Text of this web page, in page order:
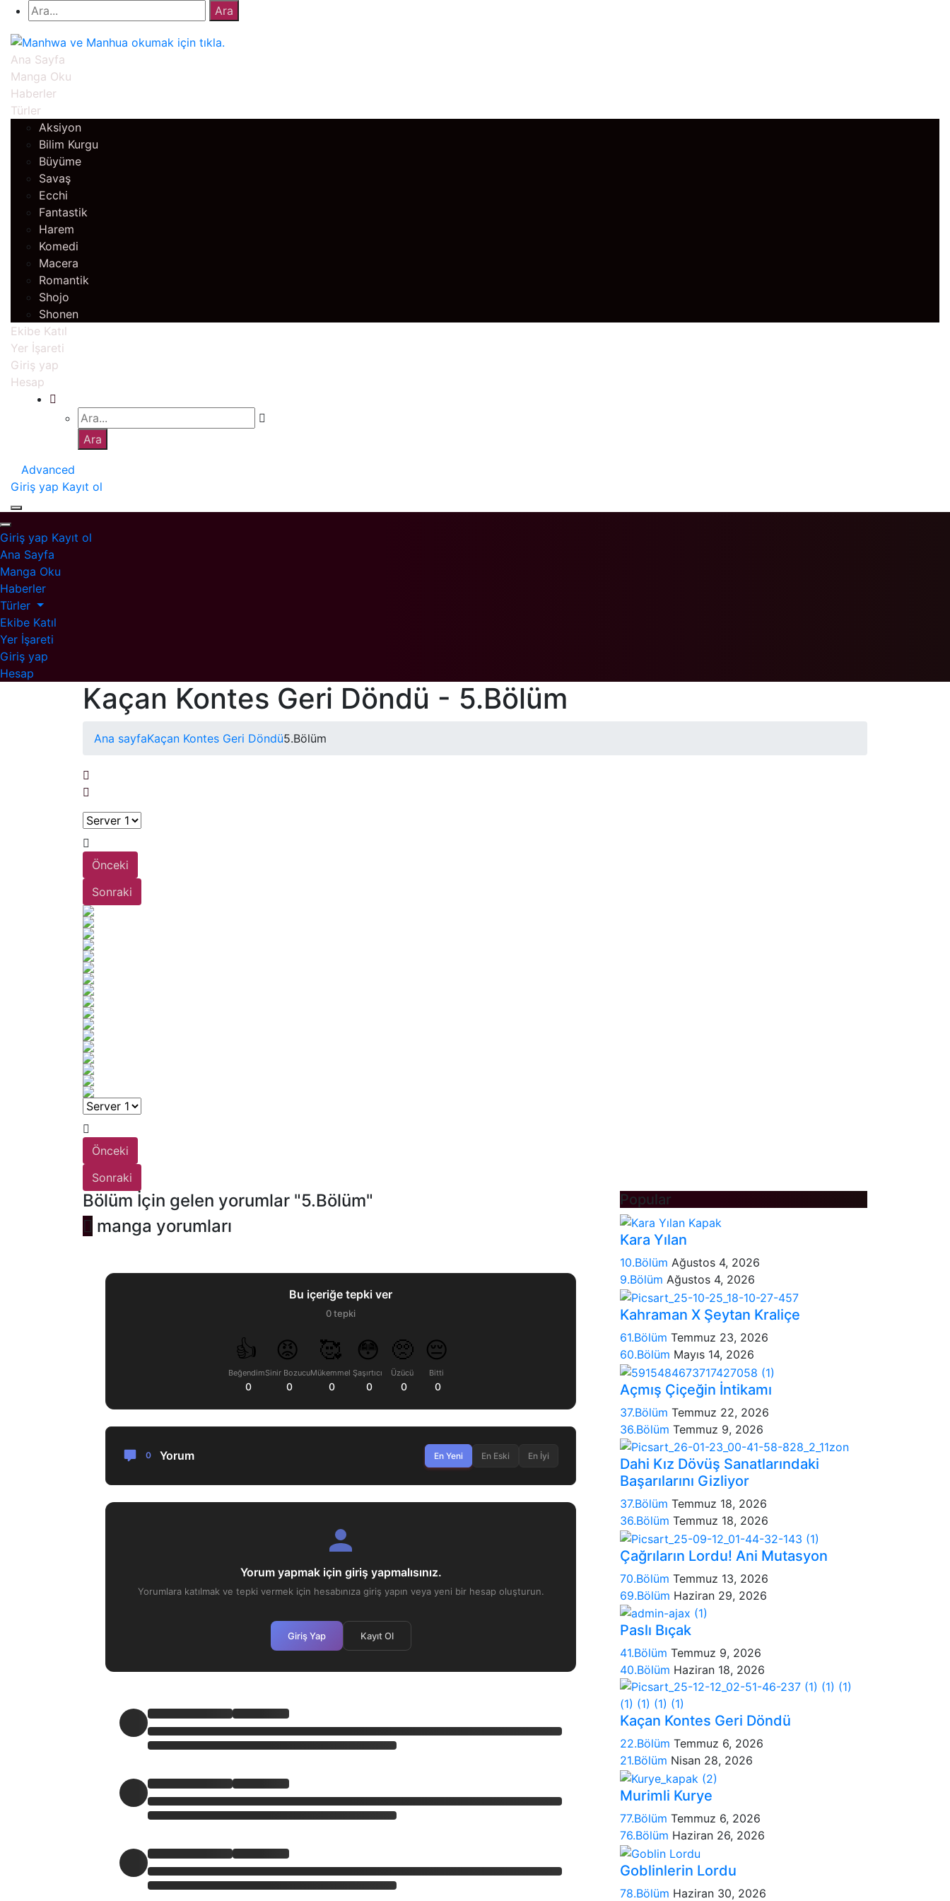
Ana Sayfa
Manga Oku
Haberler
Türler
Aksiyon
Bilim Kurgu
Büyüme
Savaş
Ecchi
Fantastik
Harem
Komedi
Macera
Romantik
Shojo
Shonen
Ekibe Katıl
Yer İşareti
Giriş yap
Hesap
Advanced
Giriş yap Kayıt ol
Giriş yap Kayıt ol
Ana Sayfa
Manga Oku
Haberler
Türler
Ekibe Katıl
Yer İşareti
Giriş yap
Hesap
Kaçan Kontes Geri Döndü - 5.Bölüm
Ana sayfaKaçan Kontes Geri Döndü5.Bölüm
Önceki
Sonraki
Önceki
Sonraki
Bölüm İçin gelen yorumlar "5.Bölüm"
manga yorumları
Bu içeriğe tepki ver
0tepki
👍
Beğendim
0
😡
Sinir Bozucu
0
🥰
Mükemmel
0
😳
Şaşırtıcı
0
🥺
Üzücü
0
😔
Bitti
0
0 Yorum En Yeni En Eski En İyi
Yorum yapmak için giriş yapmalısınız.
Yorumlara katılmak ve tepki vermek için hesabınıza giriş yapın veya yeni bir hesap oluşturun.
Giriş Yap Kayıt Ol
Popular
Kara Yılan
10.Bölüm Ağustos 4, 2026
9.Bölüm Ağustos 4, 2026
Kahraman X Şeytan Kraliçe
61.Bölüm Temmuz 23, 2026
60.Bölüm Mayıs 14, 2026
Açmış Çiçeğin İntikamı
37.Bölüm Temmuz 22, 2026
36.Bölüm Temmuz 9, 2026
Dahi Kız Dövüş Sanatlarındaki
Başarılarını Gizliyor
37.Bölüm Temmuz 18, 2026
36.Bölüm Temmuz 18, 2026
Çağrıların Lordu! Ani Mutasyon
70.Bölüm Temmuz 13, 2026
69.Bölüm Haziran 29, 2026
Paslı Bıçak
41.Bölüm Temmuz 9, 2026
40.Bölüm Haziran 18, 2026
Kaçan Kontes Geri Döndü
22.Bölüm Temmuz 6, 2026
21.Bölüm Nisan 28, 2026
Murimli Kurye
77.Bölüm Temmuz 6, 2026
76.Bölüm Haziran 26, 2026
Goblinlerin Lordu
78.Bölüm Haziran 30, 2026